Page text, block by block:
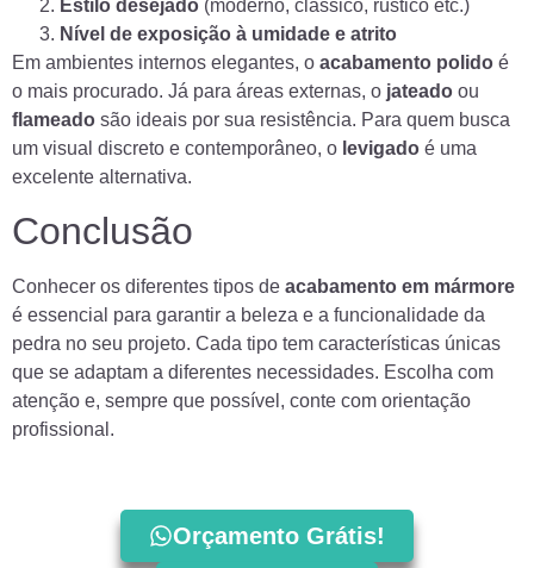
Estilo desejado (moderno, clássico, rústico etc.)
Nível de exposição à umidade e atrito
Em ambientes internos elegantes, o acabamento polido é
o mais procurado. Já para áreas externas, o jateado ou
flameado são ideais por sua resistência. Para quem busca
um visual discreto e contemporâneo, o levigado é uma
excelente alternativa.
Conclusão
Conhecer os diferentes tipos de acabamento em mármore
é essencial para garantir a beleza e a funcionalidade da
pedra no seu projeto. Cada tipo tem características únicas
que se adaptam a diferentes necessidades. Escolha com
atenção e, sempre que possível, conte com orientação
profissional.
Orçamento Grátis!